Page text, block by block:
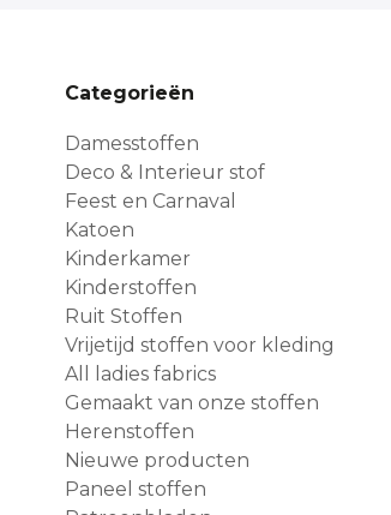
Categorieën
Damesstoffen
Deco & Interieur stof
Feest en Carnaval
Katoen
Kinderkamer
Kinderstoffen
Ruit Stoffen
Vrijetijd stoffen voor kleding
All ladies fabrics
Gemaakt van onze stoffen
Herenstoffen
Nieuwe producten
Paneel stoffen